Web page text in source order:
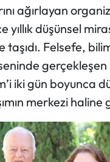
ağırlayan
yıllık düşünsel
taşıdı. Felsefe,
gerçekleşen
iki gün boyunca
merkezi haline